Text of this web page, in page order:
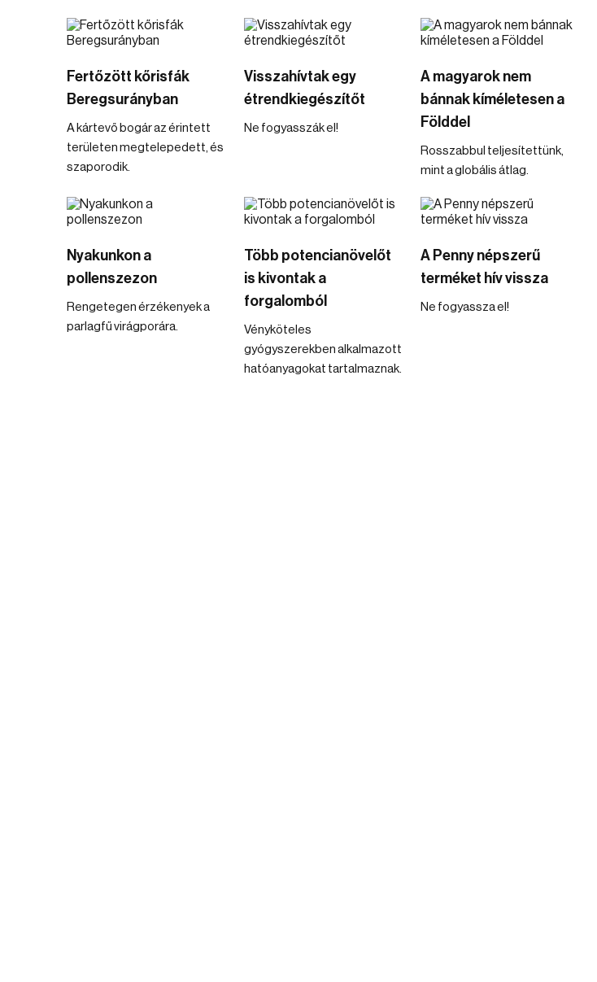
Fertőzött kőrisfák
Beregsurányban
A kártevő bogár az érintett
területen megtelepedett, és
szaporodik.
Visszahívtak egy
étrendkiegészítőt
Ne fogyasszák el!
A magyarok nem
bánnak kíméletesen a
Földdel
Rosszabbul teljesítettünk,
mint a globális átlag.
Nyakunkon a
pollenszezon
Rengetegen érzékenyek a
parlagfű virágporára.
Több potencianövelőt
is kivontak a
forgalomból
Vényköteles
gyógyszerekben alkalmazott
hatóanyagokat tartalmaznak.
A Penny népszerű
terméket hív vissza
Ne fogyassza el!